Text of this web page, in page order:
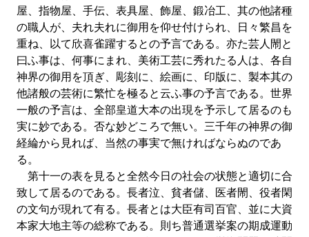
屋、指物屋、手伝、表具屋、飾屋、鍛冶工、其の他諸種
の職人が、夫れ夫れに御用を仰せ付けられ、日々繁昌を
重ね、以て欣喜雀躍するとの予言である。亦た芸人閙と
曰ふ事は、何事にまれ、美術工芸に秀れたる人は、各自
神界の御用を頂ぎ、彫刻に、絵画に、印版に、製本其の
他諸般の芸術に繁忙を極ると云ふ事の予言である。世界
一般の予言は、全部皇道大本の出現を予示して居るのも
実に妙である。否な妙どころで無い。三千年の神界の御
経綸から見れば、当然の事実で無ければならぬのであ
る。
第十一の表を見ると全然今日の社会の状態と適切に合
致して居るのである。長者泣、貧者儲、医者閙、役者閑
の文句が現れて有る。長者とは大臣有司百官、並に大資
本家大地主等の総称である。則ち普通選挙案の期成運動